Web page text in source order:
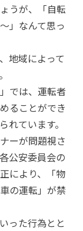
うが、「自転
」なんて思っ
地域によって
では、運転者
ることができ
れています。
ーが問題視さ
公安委員会の
により、「物
の運転」が禁
った行為とと